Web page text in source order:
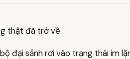
thật đã trở về.
đại sảnh rơi vào trạng thái im